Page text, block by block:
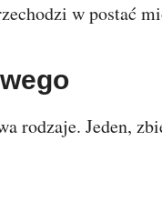
w postać
rodzaje. Jeden,